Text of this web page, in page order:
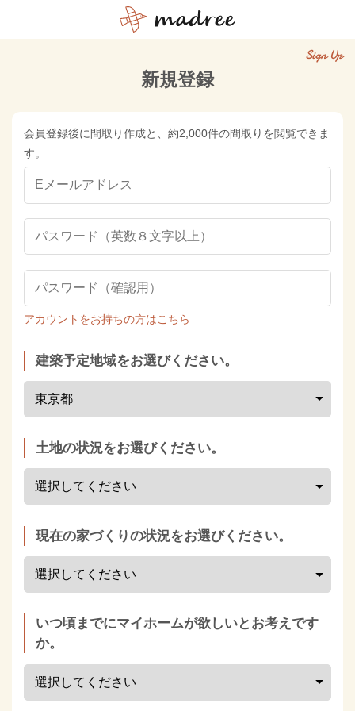
Sign Up
新規登録
会員登録後に間取り作成と、約2,000件の間取りを閲覧できま
す。
アカウントをお持ちの方はこちら
建築予定地域をお選びください。
土地の状況をお選びください。
現在の家づくりの状況をお選びください。
いつ頃までにマイホームが欲しいとお考えです
か。